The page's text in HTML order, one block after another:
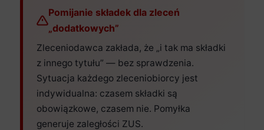
Pomijanie składek dla zleceń
„dodatkowych”
Zleceniodawca zakłada, że „i tak ma składki
z innego tytułu” — bez sprawdzenia.
Sytuacja każdego zleceniobiorcy jest
indywidualna: czasem składki są
obowiązkowe, czasem nie. Pomyłka
generuje zaległości ZUS.